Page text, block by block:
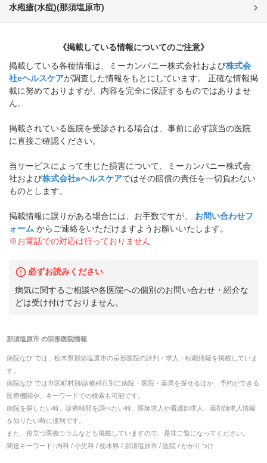
水疱瘡(水痘)(那須塩原市)
《掲載している情報についてのご注意》
掲載している各種情報は、ミーカンパニー株式会社および株式会
社eヘルスケアが調査した情報をもとにしています。 正確な情報掲
載に努めておりますが、内容を完全に保証するものではありませ
ん。
掲載されている医院を受診される場合は、事前に必ず該当の医院
に直接ご確認ください。
当サービスによって生じた損害について、ミーカンパニー株式会
社および株式会社eヘルスケアではその賠償の責任を一切負わない
ものとします。
掲載情報に誤りがある場合には、お手数ですが、
お問い合わせフ
ォーム からご連絡をいただけますようお願いいたします。
※お電話での対応は行っておりません
必ずお読みください
病気に関するご相談や各医院への個別のお問い合わせ・紹介な
どは受け付けておりません。
那須塩原市の宗形医院情報
病院なび では、 栃木県那須塩原市の宗形医院の評判・求人・転職情報を掲載していま
す。
病院なび では市区町村別/診療科目別に病院・医院・薬局を探せるほか、予約ができる
医療機関や、キーワードでの検索も可能です。
病院を探したい時、診療時間を調べたい時、医師求人や看護師求人、薬剤師求人情報
を知りたい時に便利です。
また、役立つ医療コラムなども掲載していますので、是非ご覧になってください。
関連キーワード: 内科 / 小児科 / 栃木県 / 那須塩原市 / 医院 / かかりつけ